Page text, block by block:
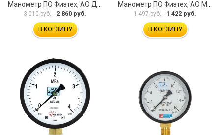
Манометр ПО Физтех, АО ДМ2005ф 4687205178077
3 010 руб. 2 860 руб.
В КОРЗИНУ
Манометр ПО Физтех, АО МП4-Уф 4687205178602
1 497 руб. 1 422 руб.
В КОРЗИНУ